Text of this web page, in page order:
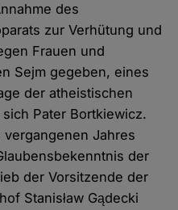
des
zur Verhütung und
Frauen und
Sejm gegeben, eines
der atheistischen
Pater Bortkiewicz.
vergangenen Jahres
der
der Vorsitzende der
Stanisław Gądecki